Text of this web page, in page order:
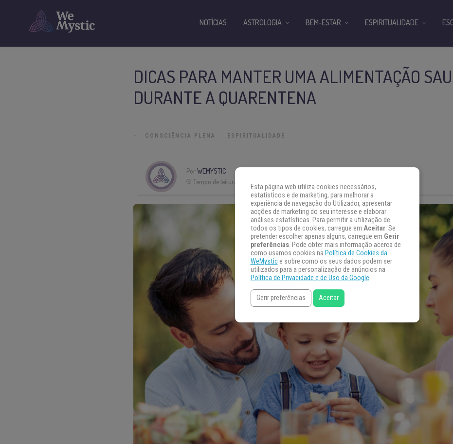
DICAS PARA MANTER UMA ALIMENTAÇÃO
DURANTE A QUARENTENA
» CONSCIÊNCIA PLENA ESPIRITUALIDADE
PorWEMYSTIC
Tempo de leitura:
NOTÍCIAS ASTROLOGIA BEM-ESTAR ESPIRITUALIDADE
Esta página web utiliza cookies necessários,
estatísticos e de marketing, para melhorar a
experiência de navegação do Utilizador, apresentar
acções de marketing do seu interesse e elaborar
análises estatísticas. Para permitir a utilização de
todos os tipos de cookies, carregue em Aceitar. Se
pretender escolher apenas alguns, carregue em Gerir
preferências. Pode obter mais informação acerca de
como usamos cookies na Política de Cookies da
WeMystice sobre como os seus dados podem ser
utilizados para a personalização de anúncios na
Política de Privacidade e de Uso da Google.
Gerir preferências Aceitar